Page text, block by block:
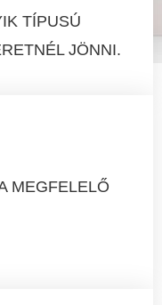
TÍPUSÚ
JÖNNI.
MEGFELELŐ